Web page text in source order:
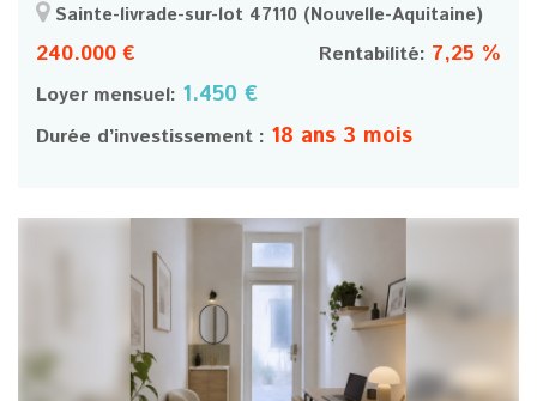
Sainte-livrade-sur-lot 47110 (Nouvelle-Aquitaine)
240.000 € Rentabilité: 7,25 %
Loyer mensuel: 1.450 €
Durée d’investissement : 18 ans 3 mois